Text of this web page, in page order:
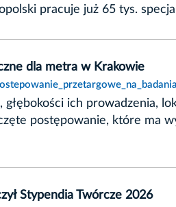
pracuje już 65 tys.
dla metra w Krakowie
ich prowadzenia,
postępowanie, które ma
Stypendia Twórcze 2026